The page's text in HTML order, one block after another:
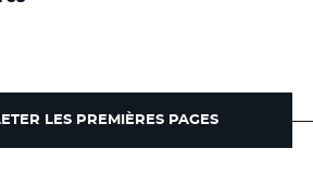
LES PREMIÈRES PAGES